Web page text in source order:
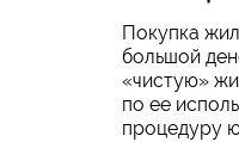
Покупка
большой
«чистую»
по ее
процедуру